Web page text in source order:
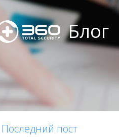
Блог
Последний пост